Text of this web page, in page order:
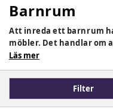
Barnrum
Att inreda ett barnrum
möbler. Det handlar om
kan växa, leka, fantisera
praktiska textilier och
barnkammaren
ert barn.
Läs mer
Filter